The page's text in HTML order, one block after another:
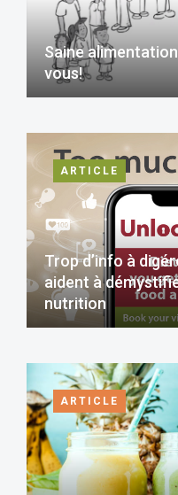
Saine
vous!
ARTICLE
Trop d’info à
aident à
nutrition
ARTICLE